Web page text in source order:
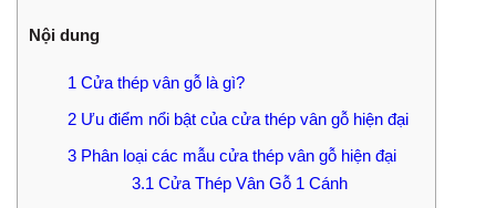
Nội dung
1 Cửa thép vân gỗ là gì?
2 Ưu điểm nổi bật của cửa thép vân gỗ hiện đại
3 Phân loại các mẫu cửa thép vân gỗ hiện đại
3.1 Cửa Thép Vân Gỗ 1 Cánh